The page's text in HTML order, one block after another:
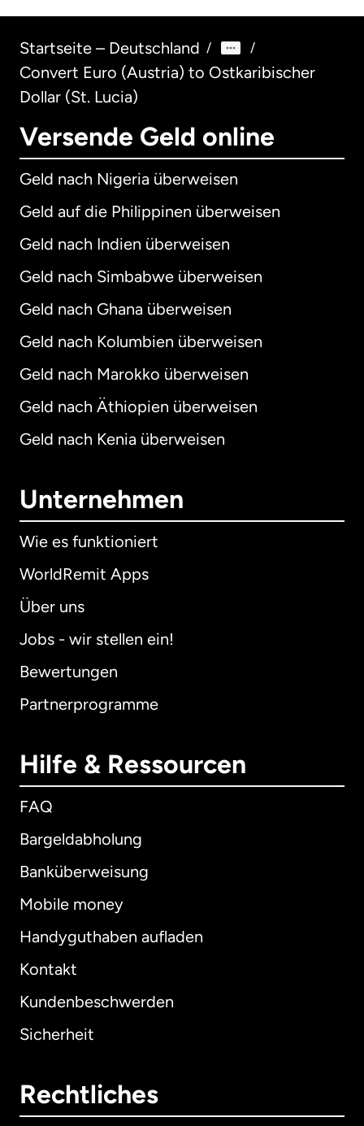
Startseite – Deutschland / /
Convert Euro (Austria) to Ostkaribischer
Dollar (St. Lucia)
Versende Geld online
Geld nach Nigeria überweisen
Geld auf die Philippinen überweisen
Geld nach Indien überweisen
Geld nach Simbabwe überweisen
Geld nach Ghana überweisen
Geld nach Kolumbien überweisen
Geld nach Marokko überweisen
Geld nach Äthiopien überweisen
Geld nach Kenia überweisen
Unternehmen
Wie es funktioniert
WorldRemit Apps
Über uns
Jobs - wir stellen ein!
Bewertungen
Partnerprogramme
Hilfe & Ressourcen
FAQ
Bargeldabholung
Banküberweisung
Mobile money
Handyguthaben aufladen
Kontakt
Kundenbeschwerden
Sicherheit
Rechtliches